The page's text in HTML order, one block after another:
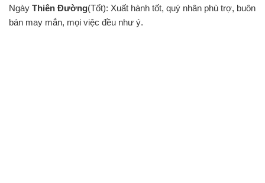
Ngày Thiên Đường(Tốt): Xuất hành tốt, quý nhân phù trợ, buôn
bán may mắn, mọi việc đều như ý.